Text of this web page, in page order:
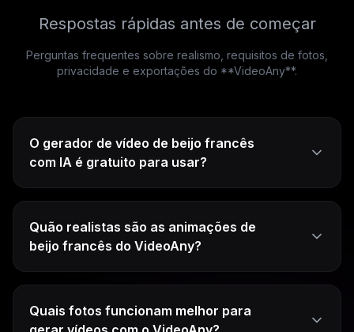
Respostas rápidas antes de começar
Perguntas frequentes sobre realismo, requisitos de fotos,
privacidade e exportações do **VideoAny**.
O gerador de vídeo de beijo francês
com IA é gratuito para usar?
Quão realistas são as animações de
beijo francês do VideoAny?
Quais fotos funcionam melhor para